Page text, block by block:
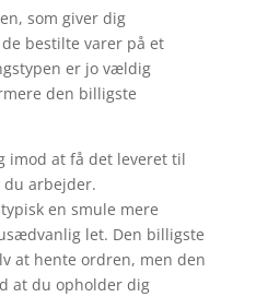
som giver dig
bestilte varer på et
er jo vældig
den billigste
imod at få det leveret til
arbejder.
en smule mere
let. Den billigste
at hente ordren, men den
at du opholder dig